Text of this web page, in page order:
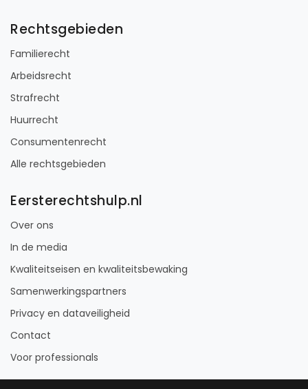
Rechtsgebieden
Familierecht
Arbeidsrecht
Strafrecht
Huurrecht
Consumentenrecht
Alle rechtsgebieden
Eersterechtshulp.nl
Over ons
In de media
Kwaliteitseisen en kwaliteitsbewaking
Samenwerkingspartners
Privacy en dataveiligheid
Contact
Voor professionals